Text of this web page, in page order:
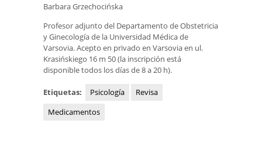
Barbara Grzechocińska
Profesor adjunto del Departamento de Obstetricia
y Ginecología de la Universidad Médica de
Varsovia. Acepto en privado en Varsovia en ul.
Krasińskiego 16 m 50 (la inscripción está
disponible todos los días de 8 a 20 h).
Etiquetas: Psicología
Revisa
Medicamentos